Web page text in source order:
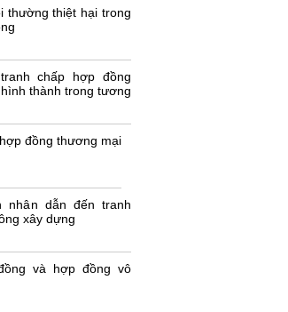
thường thiệt hại trong
chấp hợp đồng
thành trong tương
đồng thương mại
nhân dẫn đến tranh
xây dựng
và hợp đồng vô